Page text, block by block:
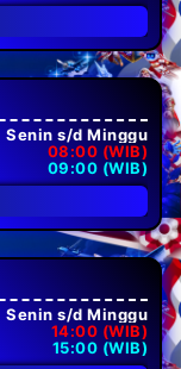
Senin s/d Minggu
08:00 (WIB)
09:00 (WIB)
Senin s/d Minggu
14:00 (WIB)
15:00 (WIB)